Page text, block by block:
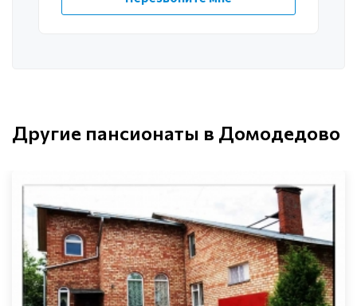
Другие пансионаты в Домодедово